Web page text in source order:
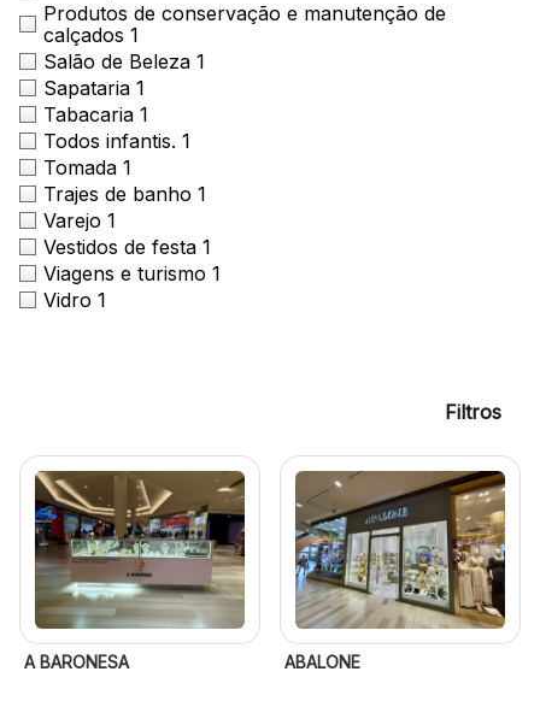
Produtos de conservação e manutenção de
calçados 1
Salão de Beleza 1
Sapataria 1
Tabacaria 1
Todos infantis. 1
Tomada 1
Trajes de banho 1
Varejo 1
Vestidos de festa 1
Viagens e turismo 1
Vidro 1
Filtros
A BARONESA ABALONE